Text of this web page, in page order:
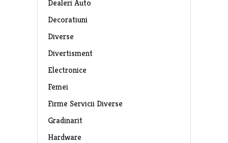
Dealeri Auto
Decoratiuni
Diverse
Divertisment
Electronice
Femei
Firme Servicii Diverse
Gradinarit
Hardware